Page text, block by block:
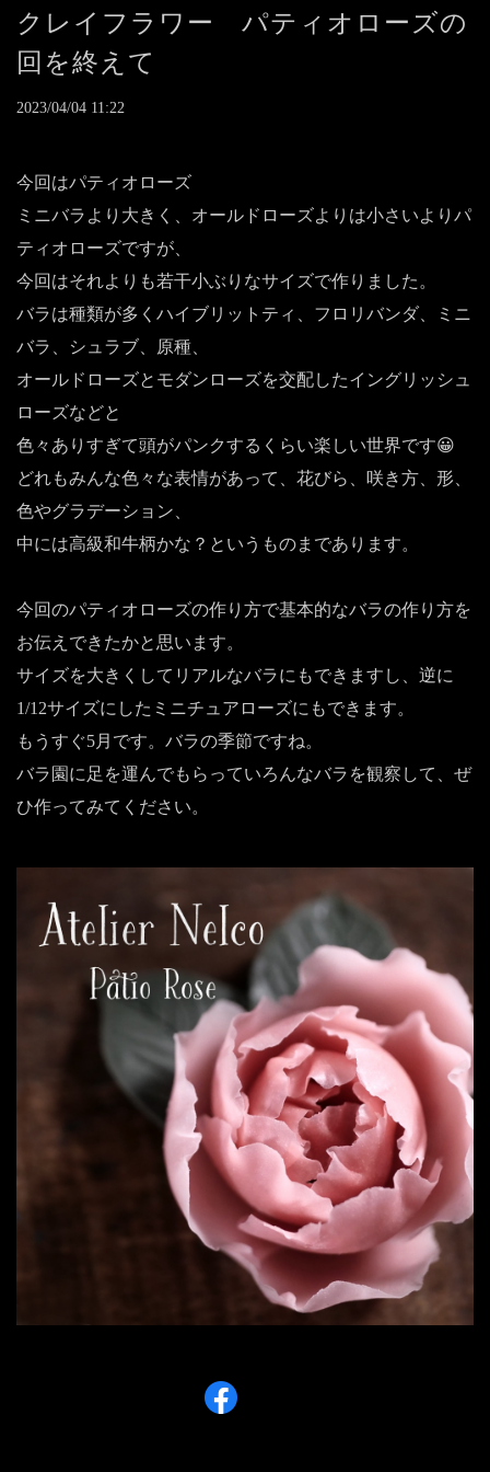
クレイフラワー パティオローズの
回を終えて
2023/04/04 11:22
今回はパティオローズ
ミニバラより大きく、オールドローズよりは小さいよりパ
ティオローズですが、
今回はそれよりも若干小ぶりなサイズで作りました。
バラは種類が多くハイブリットティ、フロリバンダ、ミニ
バラ、シュラブ、原種、
オールドローズとモダンローズを交配したイングリッシュ
ローズなどと
色々ありすぎて頭がパンクするくらい楽しい世界です😀
どれもみんな色々な表情があって、花びら、咲き方、形、
色やグラデーション、
中には高級和牛柄かな？というものまであります。
今回のパティオローズの作り方で基本的なバラの作り方を
お伝えできたかと思います。
サイズを大きくしてリアルなバラにもできますし、逆に
1/12サイズにしたミニチュアローズにもできます。
もうすぐ5月です。バラの季節ですね。
バラ園に足を運んでもらっていろんなバラを観察して、ぜ
ひ作ってみてください。